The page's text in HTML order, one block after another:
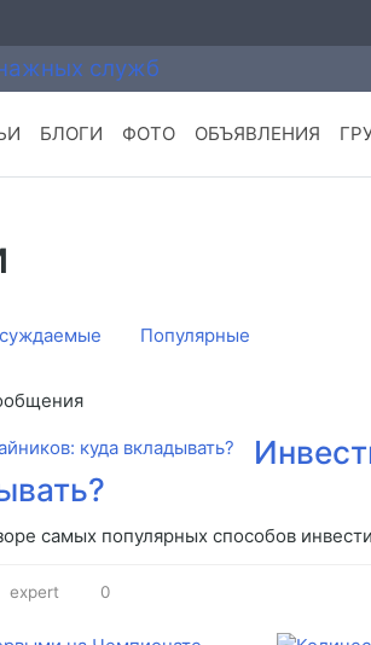
БЛОГИ ФОТО ОБЪЯВЛЕНИЯ
Популярные
самых популярных способов
expert 0